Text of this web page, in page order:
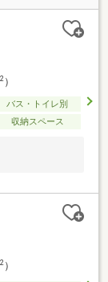
2）
バス・トイレ別
収納スペース
2）